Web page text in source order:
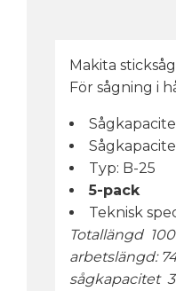
Makita
För sågning i
Typ: B-25
5-pack
Teknisk
Totallängd
arbetslängd:
sågkapacitet